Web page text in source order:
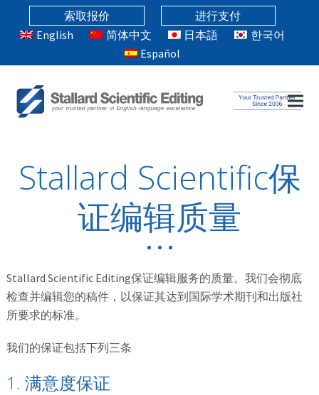
索取报价
进行支付
English
简体中文 日本語
한국어
Español
Stallard Scientific保
证编辑质量
Stallard Scientific Editing保证编辑服务的质量。我们会彻底
检查并编辑您的稿件，以保证其达到国际学术期刊和出版社
所要求的标准。
我们的保证包括下列三条
1. 满意度保证